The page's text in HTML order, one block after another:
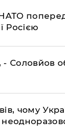
Росією
Соловйов
чому